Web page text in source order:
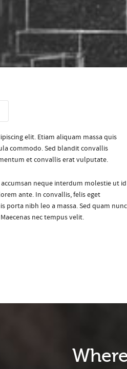
elit. Etiam aliquam massa quis
commodo. Sed blandit convallis
et convallis erat vulputate.
neque interdum molestie ut id
ante. In convallis, felis eget
porta nibh leo a massa. Sed quam
nec tempus velit.